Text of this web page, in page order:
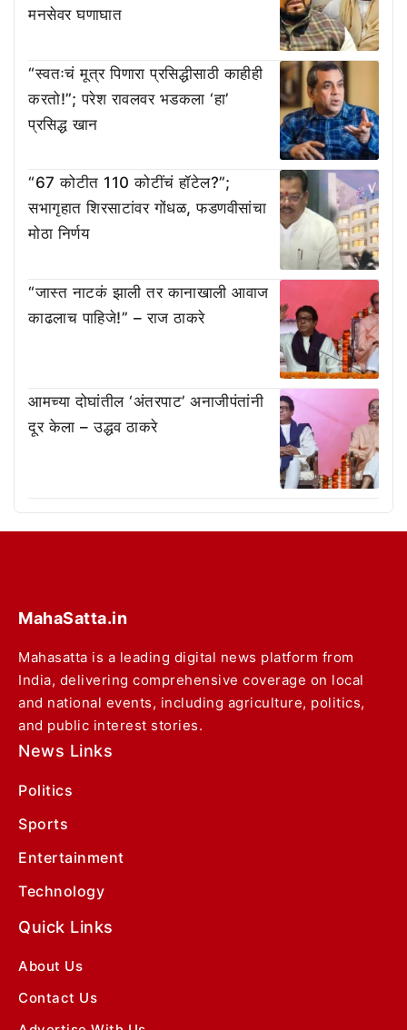
मनसेवर घणाघात
“स्वतःचं मूत्र पिणारा प्रसिद्धीसाठी काहीही
करतो!”; परेश रावलवर भडकला ‘हा’
प्रसिद्ध खान
“67 कोटीत 110 कोटींचं हॉटेल?”;
सभागृहात शिरसाटांवर गोंधळ, फडणवीसांचा
मोठा निर्णय
“जास्त नाटकं झाली तर कानाखाली आवाज
काढलाच पाहिजे!” – राज ठाकरे
आमच्या दोघांतील ‘अंतरपाट’ अनाजीपंतांनी
दूर केला – उद्धव ठाकरे
MahaSatta.in
Mahasatta is a leading digital news platform from
India, delivering comprehensive coverage on local
and national events, including agriculture, politics,
and public interest stories.
News Links
Politics
Sports
Entertainment
Technology
Quick Links
About Us
Contact Us